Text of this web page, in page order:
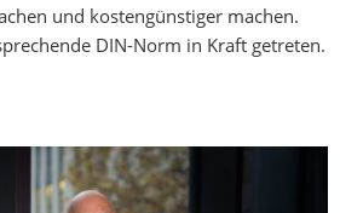
und kostengünstiger machen.
DIN-Norm in Kraft getreten.